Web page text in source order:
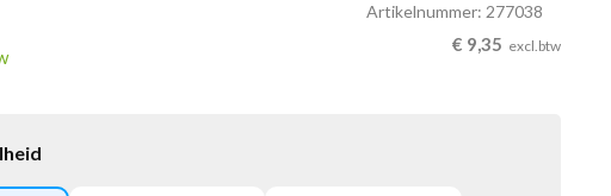
Artikelnummer: 277038
€ 9,35 excl.btw